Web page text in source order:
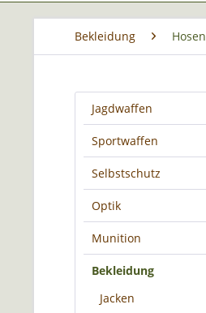
Bekleidung Hosen
Jagdwaffen
Sportwaffen
Selbstschutz
Optik
Munition
Bekleidung
Jacken